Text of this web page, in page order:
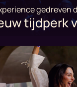
gedreven
tijdperk